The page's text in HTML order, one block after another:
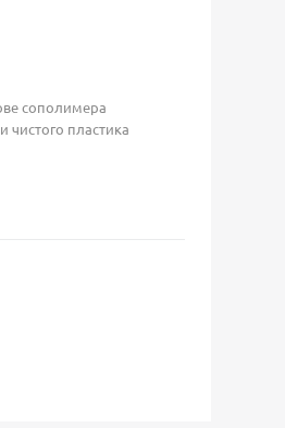
сополимера
пластика